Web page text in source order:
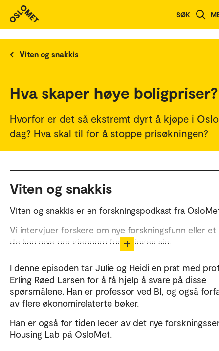
SØK
Viten og snakkis
Hva skaper høye boligpriser?
Hvorfor er det så ekstremt dyrt å kjøpe i
dag? Hva skal til for å stoppe prisøkningen?
Viten og snakkis
Viten og snakkis er en forskningspodkast fra
Vi intervjuer forskere om nye forskningsfunn eller et
de kan mye om gjennom forskningen sin.
og kommunikasjon ved OsloMet.
Hør Viten og snakkis på Spotify
Kontakt
Heidi Ertzeid
I denne episoden tar Julie og Heidi en prat med
Erling Røed Larsen for å få hjelp å svare på disse
spørsmålene. Han er professor ved BI, og også
av flere økonomirelaterte bøker.
Han er også for tiden leder av det nye
Housing Lab på OsloMet.